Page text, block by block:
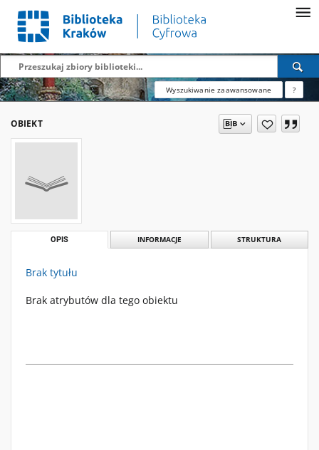
Wyszukiwanie zaawansowane ?
OBIEKT
OPIS INFORMACJE STRUKTURA
Brak tytułu
Brak atrybutów dla tego obiektu